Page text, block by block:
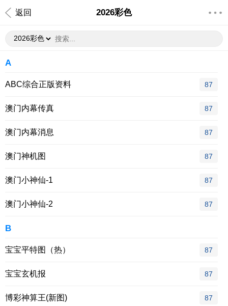
2026彩色
返回
A
ABC综合正版资料 87
澳门内幕传真 87
澳门内幕消息 87
澳门神机图 87
澳门小神仙-1 87
澳门小神仙-2 87
B
宝宝平特图（热） 87
宝宝玄机报 87
博彩神算王(新图) 87